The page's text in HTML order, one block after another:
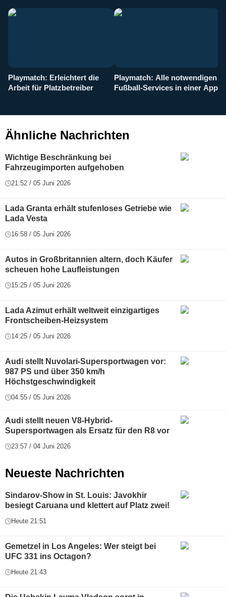
Playmatch: Erleichtert die
Arbeit für Platzbetreiber
Playmatch: Alle notwendigen
Fußball-Services in einer App
Ähnliche Nachrichten
Wichtige Beschränkung bei
Fahrzeugimporten aufgehoben
21:52 / 05 Juni 2026
Lada Granta erhält stufenloses Getriebe wie
Lada Vesta
16:58 / 05 Juni 2026
Autos in Großbritannien altern, doch Käufer
scheuen hohe Laufleistungen
15:25 / 05 Juni 2026
Lada Azimut erhält weltweit einzigartiges
Frontscheiben-Heizsystem
14:25 / 05 Juni 2026
Audi stellt Nuvolari-Supersportwagen vor:
987 PS und über 350 km/h
Höchstgeschwindigkeit
04:55 / 05 Juni 2026
Audi stellt neuen V8-Hybrid-
Supersportwagen als Ersatz für den R8 vor
23:57 / 04 Juni 2026
Neueste Nachrichten
Sindarov-Show in St. Louis: Javokhir
besiegt Caruana und klettert auf Platz zwei!
Heute 21:51
Gemetzel in Los Angeles: Wer steigt bei
UFC 331 ins Octagon?
Heute 21:43